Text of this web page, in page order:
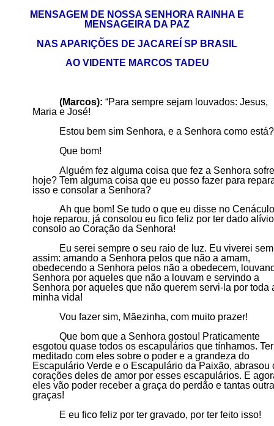
MENSAGEM DE NOSSA SENHORA RAINHA E
MENSAGEIRA DA PAZ
NAS APARIÇÕES DE JACAREÍ SP BRASIL
AO VIDENTE MARCOS TADEU
(Marcos): “Para sempre sejam louvados: Jesus,
Maria e José!
Estou bem sim Senhora, e a Senhora como está?
Que bom!
Alguém fez alguma coisa que fez a Senhora
hoje?Tem alguma coisa que eu posso fazer para
isso e consolar a Senhora?
Ah que bom! Se tudo o que eu disse no Cenáculo
hoje reparou, já consolou eu fico feliz por ter dado
consolo ao Coração da Senhora!
Eu serei sempre o seu raio de luz. Eu viverei
assim: amando a Senhora pelos que não a amam,
obedecendo a Senhora pelos nãoa obedecem,
Senhora por aqueles que não a louvam e servindo a
Senhora por aqueles que não querem servi-la por toda
minha vida!
Vou fazer sim, Mãezinha, com muito prazer!
Que bom que a Senhora gostou! Praticamente
esgotou quase todos os escapulários quetínhamos. Ter
meditado com eles sobre o poder e a grandeza do
Escapulário Verde e o Escapulário da Paixão, abrasou
corações deles de amor por esses escapulários. E
eles vão poder receber a graça do perdão e tantas
graças!
E eu fico feliz por ter gravado, por ter feito isso!